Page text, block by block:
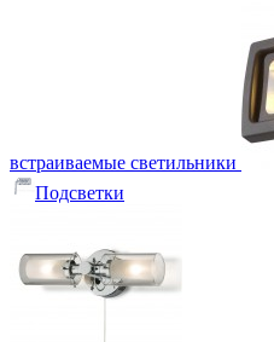
встраиваемые светильники
Подсветки